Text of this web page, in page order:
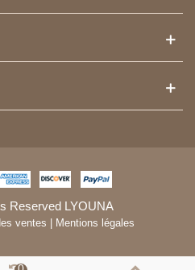
Reserved LYOUNA
ventes Mentions légales